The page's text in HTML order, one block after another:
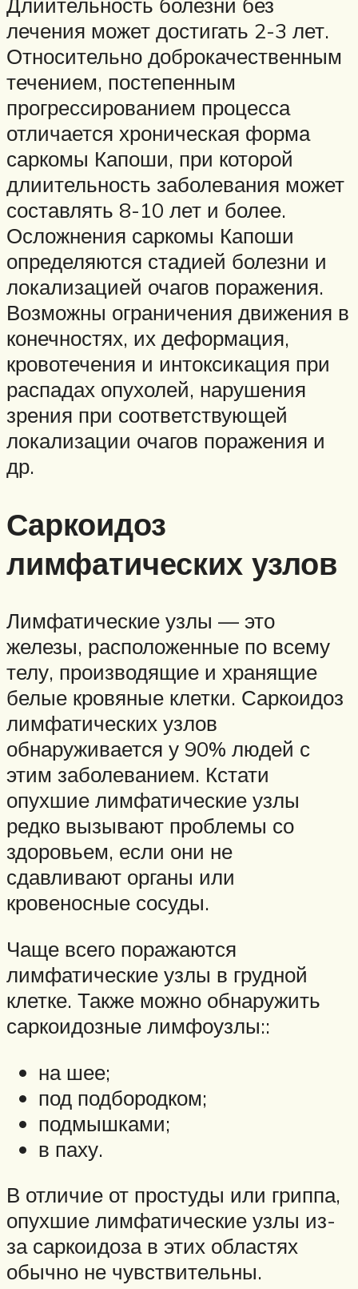
лечения может достигать 2-3 лет.
Относительно доброкачественным
течением, постепенным
прогрессированием процесса
отличается хроническая форма
саркомы Капоши, при которой
длиительность заболевания может
составлять 8-10 лет и более.
Осложнения саркомы Капоши
определяются стадией болезни и
локализацией очагов поражения.
Возможны ограничения движения в
конечностях, их деформация,
кровотечения и интоксикация при
распадах опухолей, нарушения
зрения при соответствующей
локализации очагов поражения и
др.
Саркоидоз
лимфатических узлов
Лимфатические узлы — это
железы, расположенные по всему
телу, производящие и хранящие
белые кровяные клетки. Саркоидоз
лимфатических узлов
обнаруживается у 90% людей с
этим заболеванием. Кстати
опухшие лимфатические узлы
редко вызывают проблемы со
здоровьем, если они не
сдавливают органы или
кровеносные сосуды.
Чаще всего поражаются
лимфатические узлы в грудной
клетке. Также можно обнаружить
саркоидозные лимфоузлы::
на шее;
под подбородком;
подмышками;
в паху.
В отличие от простуды или гриппа,
опухшие лимфатические узлы из-
за саркоидоза в этих областях
обычно не чувствительны.